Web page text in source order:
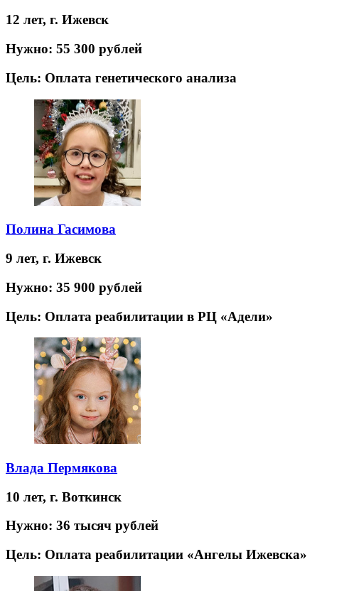
12 лет, г. Ижевск
Нужно: 55 300 рублей
Цель: Оплата генетического анализа
Полина Гасимова
9 лет, г. Ижевск
Нужно: 35 900 рублей
Цель: Оплата реабилитации в РЦ «Адели»
Влада Пермякова
10 лет, г. Воткинск
Нужно: 36 тысяч рублей
Цель: Оплата реабилитации «Ангелы Ижевска»